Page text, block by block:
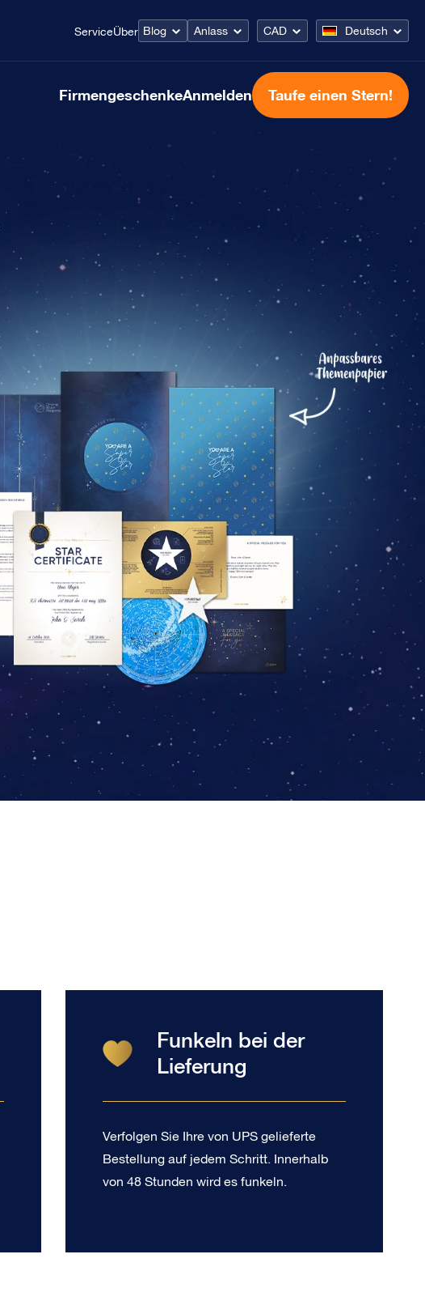
ServiceÜber Blog Anlass CAD Deutsch
FirmengeschenkeAnmelden Taufe einen Stern!
Funkeln bei der
Lieferung
Verfolgen Sie Ihre von UPS gelieferte
Bestellung auf jedem Schritt. Innerhalb
von 48 Stunden wird es funkeln.